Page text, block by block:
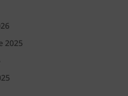
2025